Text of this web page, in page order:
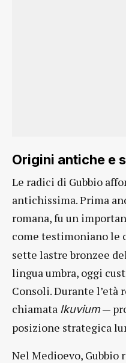
Origini antiche e
Le radici di Gubbio
antichissima. Prima
romana, fu un
come testimoniano le
sette lastre bronzee
lingua umbra, oggi
Consoli. Durante l’età
chiamata Ikuvium—
posizione strategica
Nel Medioevo, Gubbio